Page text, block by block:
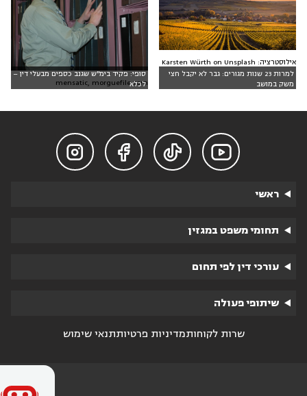
למרות 23 שנות מגורים: גבר לא יקבל חצי
משק במושב
אילוסטרציה: Karsten Würth on Unsplash
סופי: פקיד בימ"ש שגנב כספים מבעלי דין –
לכלא
mensatic, morguefile.com




ראשי
תחומי משפט במגזין
עורכי דין לפי תחום
שיתופי פעולה
שרות לקוחותמדיניות פרטיותתנאי שימוש